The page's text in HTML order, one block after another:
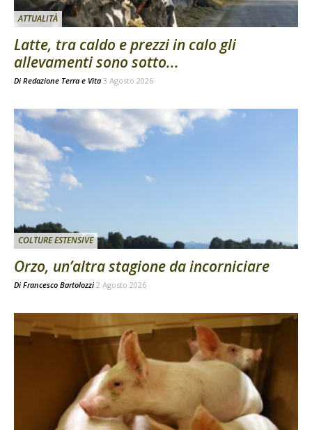
ATTUALITÀ
Latte, tra caldo e prezzi in calo gli
allevamenti sono sotto...
Di Redazione Terra e Vita 3 Agosto 2026
COLTURE ESTENSIVE
Orzo, un’altra stagione da incorniciare
Di Francesco Bartolozzi 2 Agosto 2026